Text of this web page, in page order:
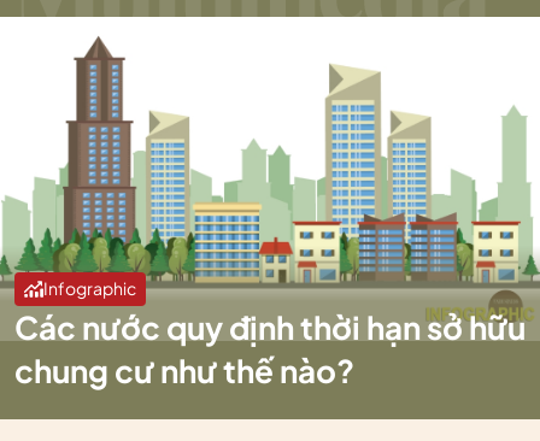
Infographic
Các nước quy định thời hạn sở hữu
chung cư như thế nào?